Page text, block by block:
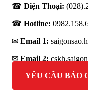
☎ Điện Thoại:
☎ Hotline:
✉ Email 1:
✉ Email 2:
YÊU CẦU BÁO